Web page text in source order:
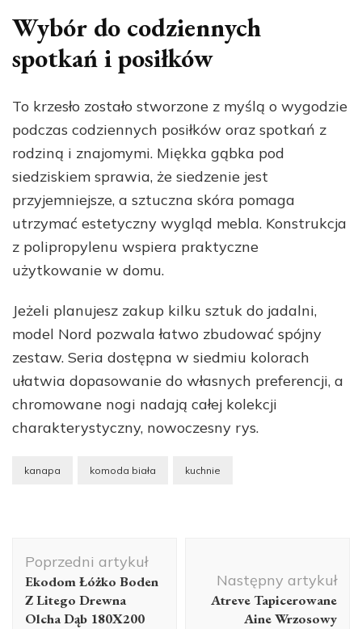
Wybór do codziennych
spotkań i posiłków
To krzesło zostało stworzone z myślą o wygodzie
podczas codziennych posiłków oraz spotkań z
rodziną i znajomymi. Miękka gąbka pod
siedziskiem sprawia, że siedzenie jest
przyjemniejsze, a sztuczna skóra pomaga
utrzymać estetyczny wygląd mebla. Konstrukcja
z polipropylenu wspiera praktyczne
użytkowanie w domu.
Jeżeli planujesz zakup kilku sztuk do jadalni,
model Nord pozwala łatwo zbudować spójny
zestaw. Seria dostępna w siedmiu kolorach
ułatwia dopasowanie do własnych preferencji, a
chromowane nogi nadają całej kolekcji
charakterystyczny, nowoczesny rys.
kanapa komoda biała kuchnie
wpisu
Poprzedni artykuł
Ekodom Łóżko Boden
Z Litego Drewna
Olcha Dąb 180X200
Następny artykuł
Atreve Tapicerowane
Aine Wrzosowy